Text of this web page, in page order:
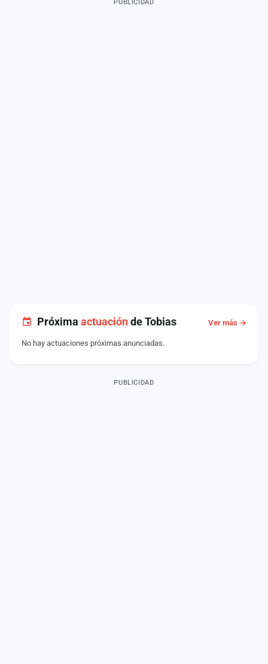
Próxima actuaciónde Tobias Ver más →
No hay actuaciones próximas anunciadas.
PUBLICIDAD
PUBLICIDAD